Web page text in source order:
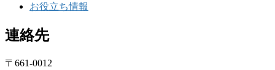
お役立ち情報
連絡先
〒661-0012